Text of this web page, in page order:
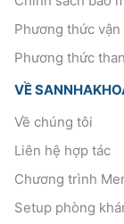
Phương thức
Phương thức
VỀ
Về chúng tôi
Liên hệ hợp tác
Chương trình
Setup phòng